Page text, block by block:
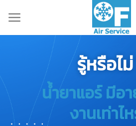
รู้หรือไ
น้ำยาแอร์ มีอ
งานเท่าไ